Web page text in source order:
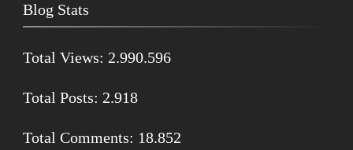
Blog Stats
Total Views: 2.990.596
Total Posts: 2.918
Total Comments: 18.852